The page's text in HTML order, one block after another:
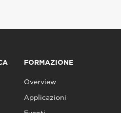
FORMAZIONE
Overview
Applicazioni